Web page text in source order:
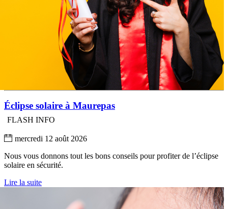
Éclipse solaire à Maurepas
FLASH INFO
mercredi 12 août 2026
Nous vous donnons tout les bons conseils pour profiter de l’éclipse
solaire en sécurité.
Lire la suite